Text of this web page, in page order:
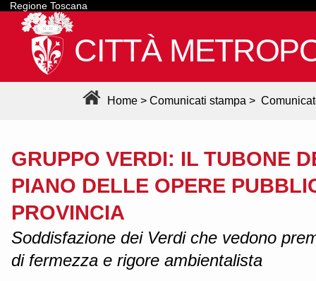
Regione Toscana
CITTÀ
Home > Comunicati stampa >
GRUPPO VERDI: IL TUBONE
PIANO DELLE OPERE
PROVINCIA
Soddisfazione dei Verdi che vedono
di fermezza e rigore ambientalista